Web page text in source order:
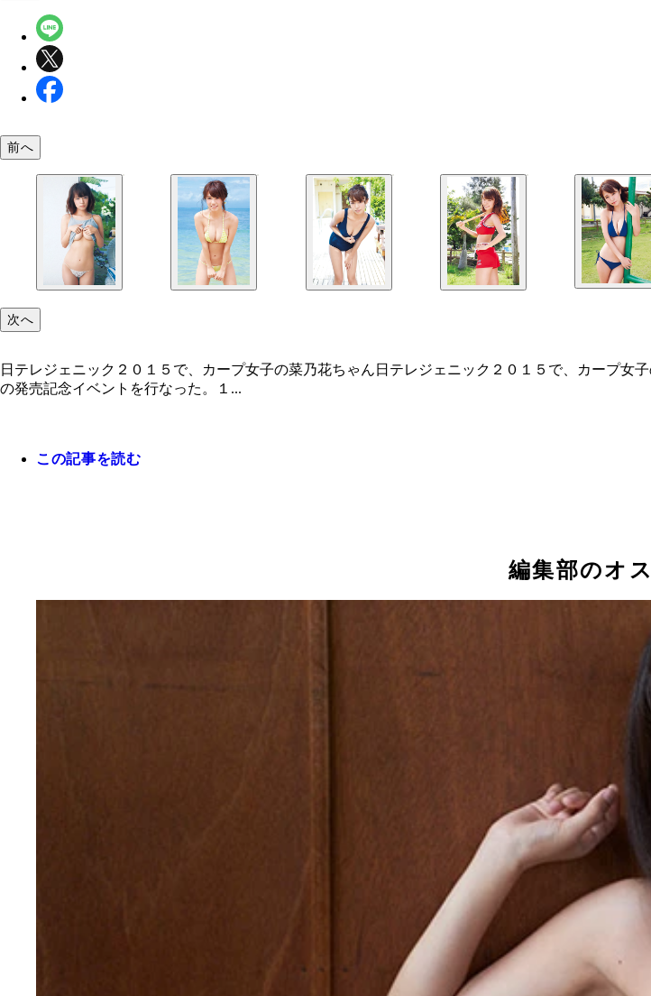
前へ
次へ
日テレジェニック２０１５で、カープ女子の菜乃花ちゃん日テレジェニック２０１５で、カープ女
の発売記念イベントを行なった。１...
この記事を読む
編集部のオ